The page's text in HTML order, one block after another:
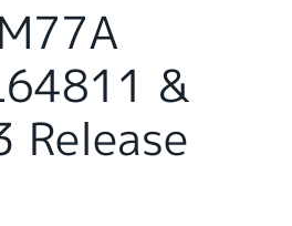
&
Release